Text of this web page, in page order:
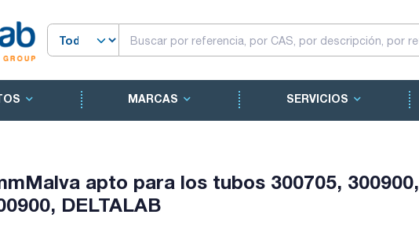
MARCAS SERVICIOS
apto para los tubos 300705, 300900,
DELTALAB